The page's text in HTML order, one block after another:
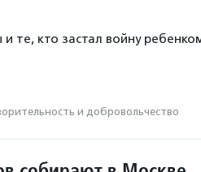
и те, кто застал войну
и доброволь­чест­во